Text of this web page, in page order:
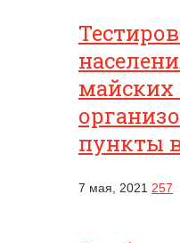
майских
пункты
7 мая, 2021 257